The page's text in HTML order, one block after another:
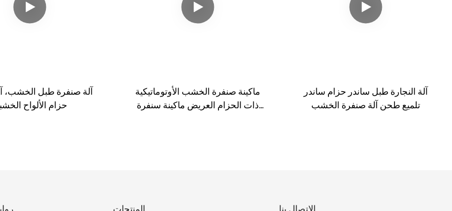
آلة صنفرة طبل الخشب،
حزام الألواح
ماكينة صنفرة الخشب الأوتوماتيكية
ذات الحزام العريض ماكينة سنفرة
آلة النجارة طبل ساندر حزام ساندر
تلميع طحن آلة صنفرة الخشب